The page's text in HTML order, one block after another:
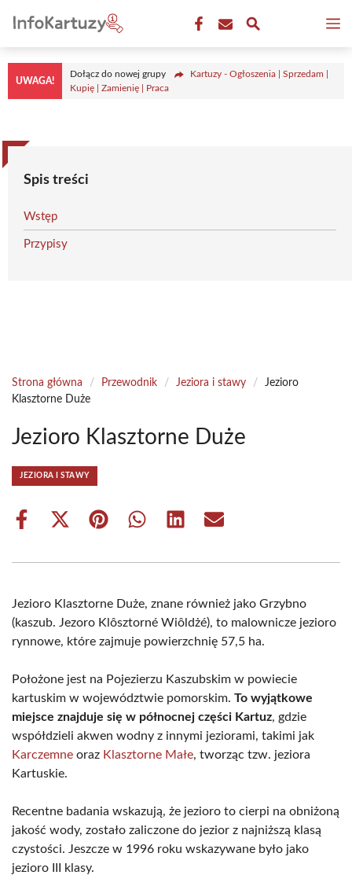
treści
UWAGA!
Dołącz do nowej grupy
Kartuzy - Ogłoszenia | Sprzedam |
Kupię | Zamienię | Praca
Spis treści
Wstęp
Przypisy
Strona główna / Przewodnik / Jeziora i stawy /
Jezioro
Klasztorne Duże
Jezioro Klasztorne Duże
JEZIORA I STAWY
Share
Share
(Twitter)
Share Share Share Share
Jezioro Klasztorne Duże, znane również jako Grzybno
(kaszub. Jezoro Klôsztorné Wiôldżé), to malownicze jezioro
rynnowe, które zajmuje powierzchnię 57,5 ha.
Położone jest na Pojezierzu Kaszubskim w powiecie
kartuskim w województwie pomorskim. To wyjątkowe
miejsce znajduje się w północnej części Kartuz, gdzie
współdzieli akwen wodny z innymi jeziorami, takimi jak
Karczemne oraz Klasztorne Małe, tworząc tzw. jeziora
Kartuskie.
Recentne badania wskazują, że jezioro to cierpi na obniżoną
jakość wody, zostało zaliczone do jezior z najniższą klasą
czystości. Jeszcze w 1996 roku wskazywane było jako
jezioro III klasy.